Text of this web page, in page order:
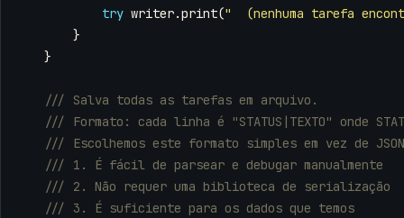
try writer.print("  (nenhuma tarefa
}
}